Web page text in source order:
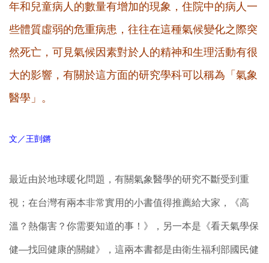
年和兒童病人的數量有增加的現象，住院中的病人一
些體質虛弱的危重病患，往往在這種氣候變化之際突
然死亡，可見氣候因素對於人的精神和生理活動有很
大的影響，有關於這方面的研究學科可以稱為「氣象
醫學」。
文／王剴鏘
最近由於地球暖化問題，有關氣象醫學的研究不斷受到重
視；在台灣有兩本非常實用的小書值得推薦給大家，《高
溫？熱傷害？你需要知道的事！》，另一本是《看天氣學保
健—找回健康的關鍵》，這兩本書都是由衛生福利部國民健